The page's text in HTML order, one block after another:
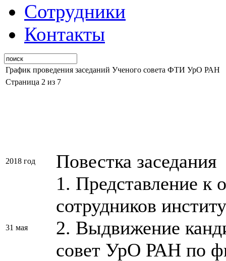
Сотрудники
Контакты
График проведения заседаний Ученого совета ФТИ УрО РАН
Страница 2 из 7
2018 год Повестка заседания
31 мая
1. Представление к
сотрудников
2. Выдвижение
совет УрО РАН по